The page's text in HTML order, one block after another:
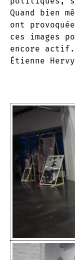
Quand bien
ont
ces images
encore actif.
Étienne Hervy